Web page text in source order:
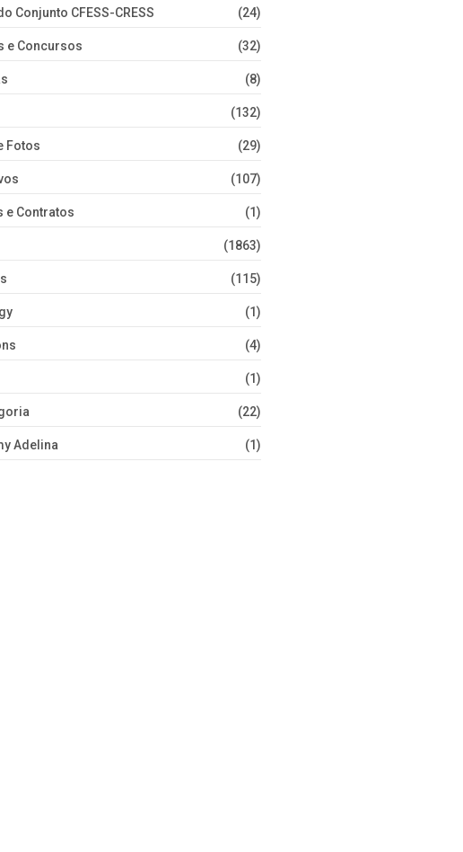
Conjunto CFESS-CRESS (24)
e Concursos (32)
(8)
(132)
Fotos (29)
(107)
e Contratos (1)
(1863)
(115)
(1)
(4)
(1)
(22)
Adelina (1)